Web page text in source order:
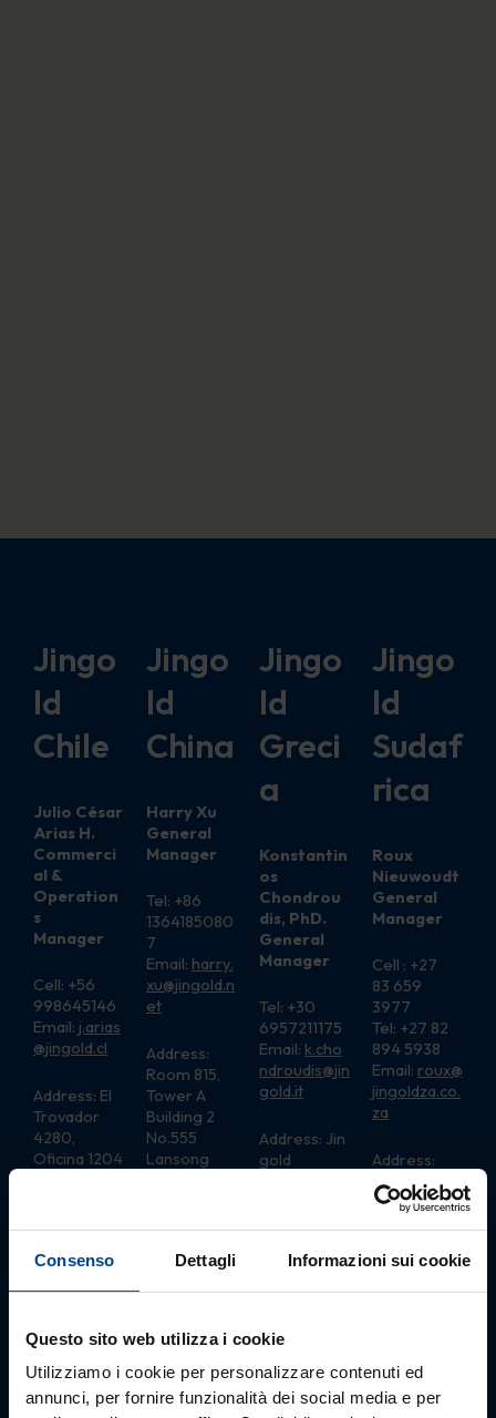
Consenso Dettagli Informazioni sui cookie
Questo sito web utilizza i cookie
Utilizziamo i cookie per personalizzare contenuti ed
annunci, per fornire funzionalità dei social media e per
Jingo
ld
Chile
Julio César
Arias H.
Commerci
al &
Operation
s
Manager
Cell: +56
998645146
Email: j.arias
@jingold.cl
Address: El
Trovador
4280,
Oficina 1204
Jingo
ld
China
Harry Xu
General
Manager
Tel: +86
1364185080
7
Email: harry.
xu@jingold.n
et
Address:
Room 815,
Tower A
Building 2
No.555
Lansong
Shanghai
Jingo
ld
Greci
a
Konstantin
os
Chondrou
dis, PhD.
General
Manager
Tel: +30
6957211175
Email: k.cho
ndroudis@jin
gold.it
Address: Jin
gold
54625,
Jingo
ld
Sudaf
rica
Roux
Nieuwoudt
General
Manager
Cell : +27
83 659
3977
Tel: +27 82
894 5938
Email: roux@
jingoldza.co.
za
Address:
LaunchLab,
11
Stellenbosc
Dennesig,
Stellenbosc
h,7601